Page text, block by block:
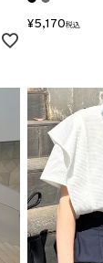
¥5,170税込